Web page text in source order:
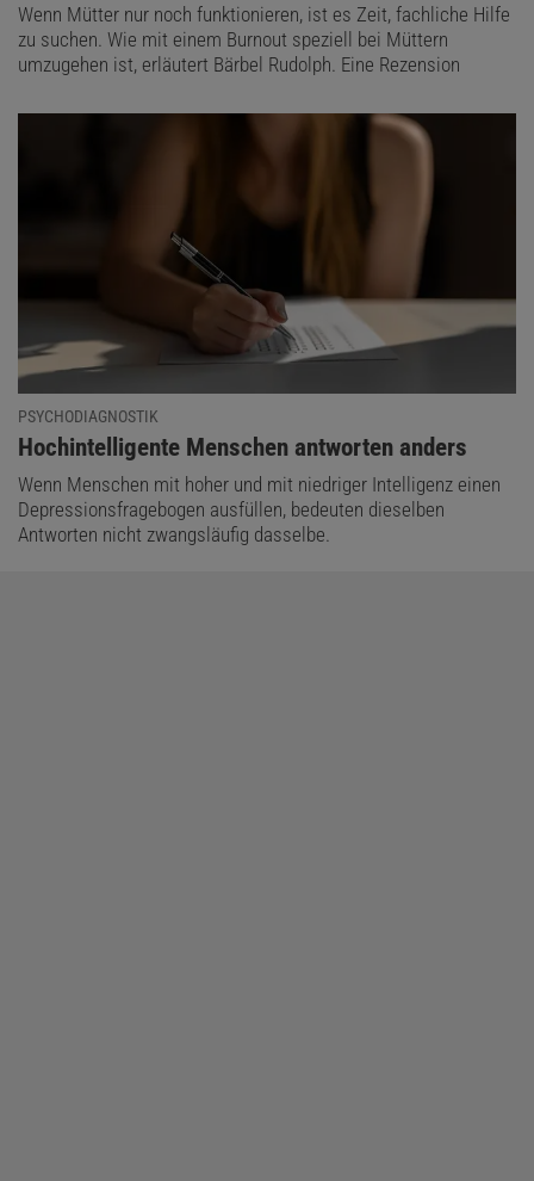
Wenn Mütter nur noch funktionieren, ist es Zeit, fachliche Hilfe
zu suchen. Wie mit einem Burnout speziell bei Müttern
umzugehen ist, erläutert Bärbel Rudolph. Eine Rezension
PSYCHODIAGNOSTIK
:
Hochintelligente Menschen antworten anders
Wenn Menschen mit hoher und mit niedriger Intelligenz einen
Depressionsfragebogen ausfüllen, bedeuten dieselben
Antworten nicht zwangsläufig dasselbe.